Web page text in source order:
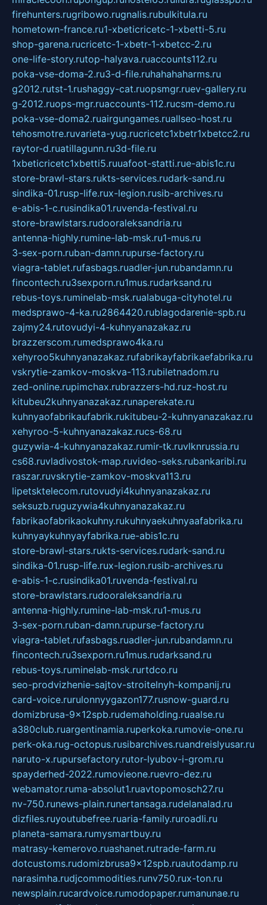
firehunters.rugribowo.rugnalis.rubulkitula.ru
hometown-france.ru1-xbeticricetc-1-xbetti-5.ru
shop-garena.rucricetc-1-xbetr-1-xbetcc-2.ru
one-life-story.rutop-halyava.ruaccounts112.ru
poka-vse-doma-2.ru3-d-file.ruhahahaharms.ru
g2012.rutst-1.rushaggy-cat.ruopsmgr.ruev-gallery.ru
g-2012.ruops-mgr.ruaccounts-112.rucsm-demo.ru
poka-vse-doma2.ruairgungames.ruallseo-host.ru
tehosmotre.ruvarieta-yug.rucricetc1xbetr1xbetcc2.ru
raytor-d.ruatillagunn.ru3d-file.ru
1xbeticricetc1xbetti5.ruuafoot-statti.rue-abis1c.ru
store-brawl-stars.rukts-services.rudark-sand.ru
sindika-01.rusp-life.rux-legion.rusib-archives.ru
e-abis-1-c.rusindika01.ruvenda-festival.ru
store-brawlstars.rudooraleksandria.ru
antenna-highly.rumine-lab-msk.ru1-mus.ru
3-sex-porn.ruban-damn.rupurse-factory.ru
viagra-tablet.rufasbags.ruadler-jun.rubandamn.ru
fincontech.ru3sexporn.ru1mus.rudarksand.ru
rebus-toys.ruminelab-msk.rualabuga-cityhotel.ru
medsprawo-4-ka.ru2864420.rublagodarenie-spb.ru
zajmy24.rutovudyi-4-kuhnyanazakaz.ru
brazzerscom.rumedsprawo4ka.ru
xehyroo5kuhnyanazakaz.rufabrikayfabrikaefabrika.ru
vskrytie-zamkov-moskva-113.rubiletnadom.ru
zed-online.rupimchax.rubrazzers-hd.ruz-host.ru
kitubeu2kuhnyanazakaz.runaperekate.ru
kuhnyaofabrikaufabrik.rukitubeu-2-kuhnyanazakaz.ru
xehyroo-5-kuhnyanazakaz.rucs-68.ru
guzywia-4-kuhnyanazakaz.rumir-tk.ruvlknrussia.ru
cs68.ruvladivostok-map.ruvideo-seks.rubankaribi.ru
raszar.ruvskrytie-zamkov-moskva113.ru
lipetsktelecom.rutovudyi4kuhnyanazakaz.ru
seksuzb.ruguzywia4kuhnyanazakaz.ru
fabrikaofabrikaokuhny.rukuhnyaekuhnyaafabrika.ru
kuhnyaykuhnyayfabrika.rue-abis1c.ru
store-brawl-stars.rukts-services.rudark-sand.ru
sindika-01.rusp-life.rux-legion.rusib-archives.ru
e-abis-1-c.rusindika01.ruvenda-festival.ru
store-brawlstars.rudooraleksandria.ru
antenna-highly.rumine-lab-msk.ru1-mus.ru
3-sex-porn.ruban-damn.rupurse-factory.ru
viagra-tablet.rufasbags.ruadler-jun.rubandamn.ru
fincontech.ru3sexporn.ru1mus.rudarksand.ru
rebus-toys.ruminelab-msk.rurtdco.ru
seo-prodvizhenie-sajtov-stroitelnyh-kompanij.ru
card-voice.rurulonnyygazon177.rusnow-guard.ru
domizbrusa-9x12spb.rudemaholding.ruaalse.ru
a380club.ruargentinamia.ruperkoka.rumovie-one.ru
perk-oka.rug-octopus.rusibarchives.ruandreislyusar.ru
naruto-x.rupursefactory.rutor-lyubov-i-grom.ru
spayderhed-2022.rumovieone.ruevro-dez.ru
webamator.ruma-absolut1.ruavtopomosch27.ru
nv-750.runews-plain.runertansaga.rudelanalad.ru
dizfiles.ruyoutubefree.ruaria-family.ruroadli.ru
planeta-samara.rumysmartbuy.ru
matrasy-kemerovo.ruashanet.rutrade-farm.ru
dotcustoms.rudomizbrusa9x12spb.ruautodamp.ru
narasimha.rudjcommodities.runv750.rux-ton.ru
newsplain.rucardvoice.rumodopaper.rumanunae.ru